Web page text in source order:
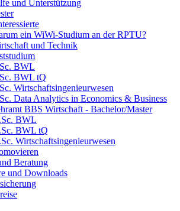
und Unterstützung
ein WiWi-Studium an der RPTU?
und Technik
BWL
BWL tQ
Wirtschaftsingenieurwesen
Data Analytics in Economics & Business
BBS Wirtschaft - Bachelor/Master
BWL
BWL tQ
Wirtschaftsingenieurwesen
Beratung
und Downloads